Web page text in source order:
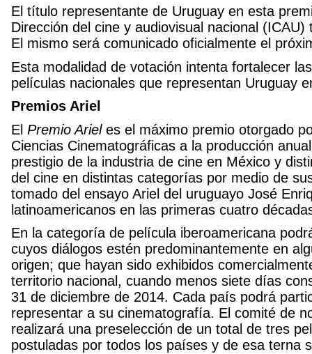
El título representante de Uruguay en esta
Dirección del cine y audiovisual nacional
El mismo será comunicado oficialmente el
Esta modalidad de votación intenta fortalecer
películas nacionales que representan Uruguay
Premios Ariel
El Premio Arieles el máximo premio otorgado
Ciencias Cinematográficas a la producción
prestigio de la industria de cine en México y
del cine en distintas categorías por medio de
tomado del ensayo Ariel del uruguayo José
latinoamericanos en las primeras cuatro
En la categoría de película iberoamericana
cuyos diálogos estén predominantemente en
origen; que hayan sido exhibidos
territorio nacional, cuando menos siete días
31 de diciembre de 2014. Cada país podrá
representar a su cinematografía. El comité de
realizará una preselección de un total de tres
postuladas por todos los países y de esa terna